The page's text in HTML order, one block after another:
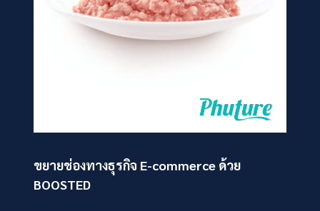
ขยายช่องทางธุรกิจ E-commerce ด้วย
BOOSTED